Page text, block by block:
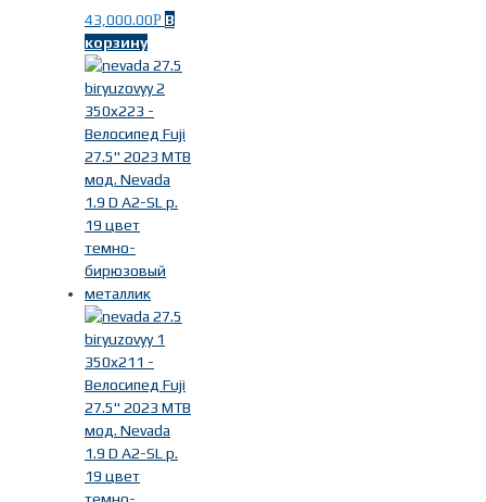
43,000.00Р В
корзину